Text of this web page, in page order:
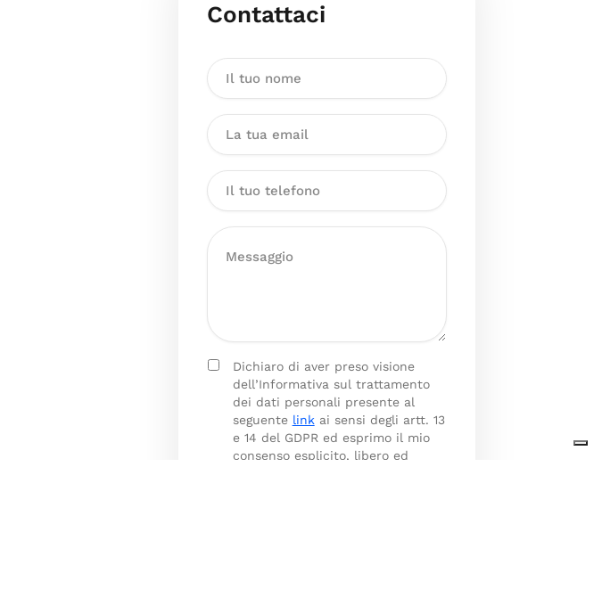
Contattaci
Dichiaro di aver preso visione
dell’Informativa sul trattamento
dei dati personali presente al
seguente linkai sensi degli artt. 13
e 14 del GDPR ed esprimo il mio
consenso esplicito, libero ed